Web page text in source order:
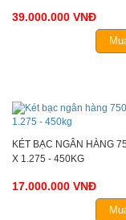
39.000.000 VNĐ
KÉT BẠC NGÂN HÀNG
X 1.275 - 450KG
17.000.000 VNĐ